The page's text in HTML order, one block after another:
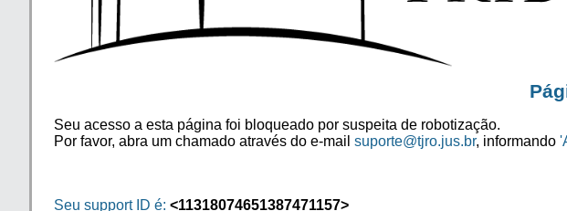
Seu acesso a esta página foi bloqueado por suspeita de robotização.
Por favor, abra um chamado através do e-mail suporte@tjro.jus.br, informando
Seu support ID é: <11318074651387471157>